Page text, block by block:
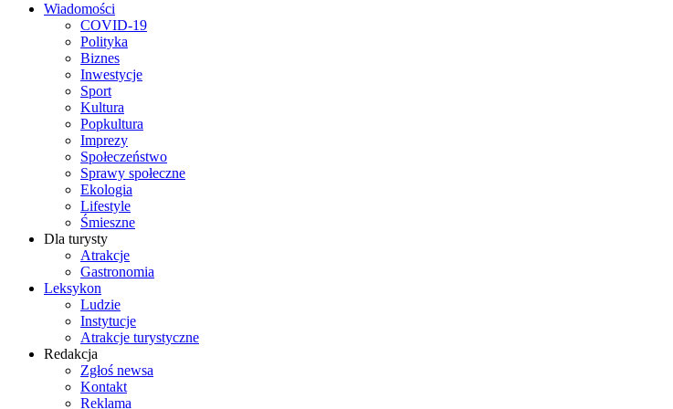
Wiadomości
COVID-19
Polityka
Biznes
Inwestycje
Sport
Kultura
Popkultura
Imprezy
Społeczeństwo
Sprawy społeczne
Ekologia
Lifestyle
Śmieszne
Dla turysty
Atrakcje
Gastronomia
Leksykon
Ludzie
Instytucje
Atrakcje turystyczne
Redakcja
Zgłoś newsa
Kontakt
Reklama